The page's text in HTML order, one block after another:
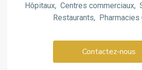
Hôpitaux, Centres commerciaux,
Restaurants, Pharmacies
Contactez-nous